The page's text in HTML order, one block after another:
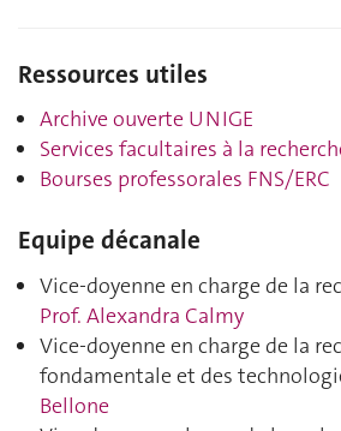
Ressources utiles
Archive ouverte UNIGE
Services facultaires à la
Bourses professorales FNS/ERC
Equipe décanale
Vice-doyenne en charge de la
Prof. Alexandra Calmy
Vice-doyenne en charge de la
fondamentale et des
Bellone